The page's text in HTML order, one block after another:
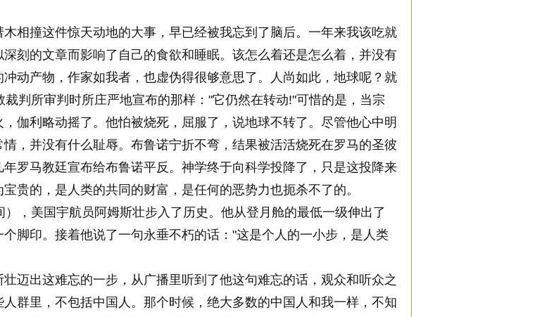
撞这件惊天动地的大事，早已经被我忘到了脑后。一年来我该吃就
刻的文章而影响了自己的食欲和睡眠。该怎么着还是怎么着，并没有
动产物，作家如我者，也虚伪得很够意思了。人尚如此，地球呢？就
判所审判时所庄严地宣布的那样："它仍然在转动!"可惜的是，当宗
伽利略动摇了。他怕被烧死，屈服了，说地球不转了。尽管他心中明
，并没有什么耻辱。布鲁诺宁折不弯，结果被活活烧死在罗马的圣彼
罗马教廷宣布给布鲁诺平反。神学终于向科学投降了，只是这投降来
贵的，是人类的共同的财富，是任何的恶势力也扼杀不了的。
美国宇航员阿姆斯壮步入了历史。他从登月舱的最低一级伸出了
脚印。接着他说了一句永垂不朽的话："这是个人的一小步，是人类
出这难忘的一步，从广播里听到了他这句难忘的话，观众和听众之
群里，不包括中国人。那个时候，绝大多数的中国人和我一样，不知